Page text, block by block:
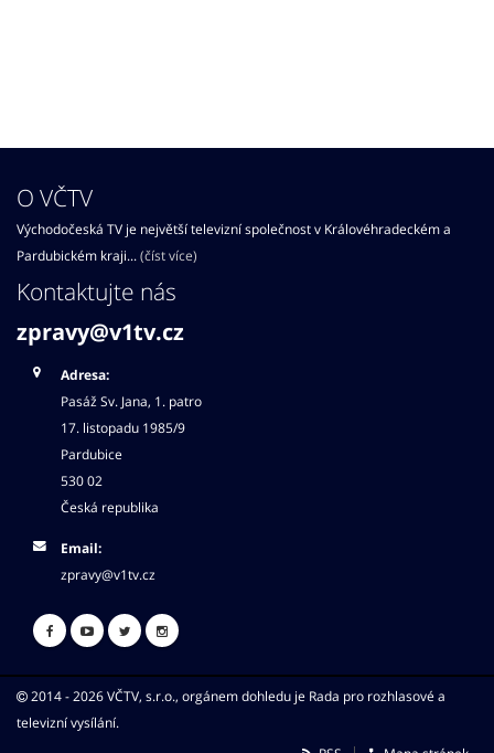
O VČTV
Východočeská TV je největší televizní společnost v Královéhradeckém a
Pardubickém kraji... (číst více)
Kontaktujte nás
zpravy@v1tv.cz
Adresa:
Pasáž Sv. Jana, 1. patro
17. listopadu 1985/9
Pardubice
530 02
Česká republika
Email:
zpravy@v1tv.cz
2014 - 2026 VČTV, s.r.o., orgánem dohledu je Rada pro rozhlasové a
televizní vysílání.